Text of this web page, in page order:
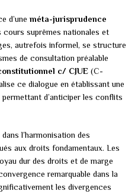
d’une méta-jurisprudence
suprêmes nationales et
autrefois informel, se structure
de consultation préalable
c/ CJUE (C-
ce dialogue en établissant une
d’anticiper les conflits
l’harmonisation des
aux droits fondamentaux. Les
dur des droits et de marge
remarquable dans la
les divergences